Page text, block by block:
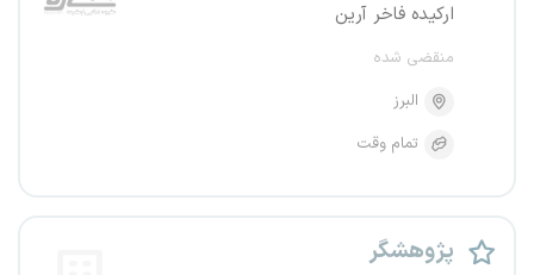
ارکیده فاخر آرین
منقضی شده
البرز
تمام وقت
پژوهشگر